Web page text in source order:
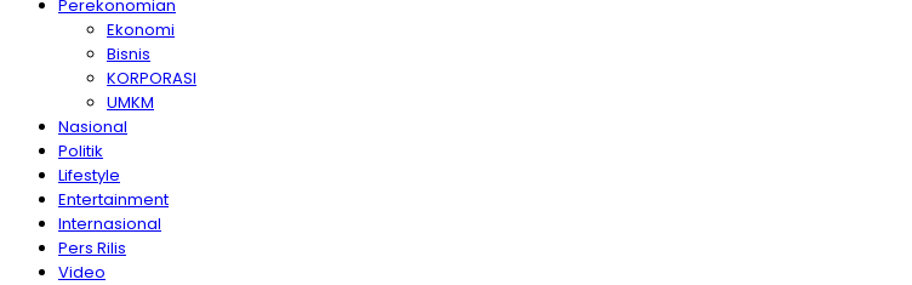
Perekonomian
Ekonomi
Bisnis
KORPORASI
UMKM
Nasional
Politik
Lifestyle
Entertainment
Internasional
Pers Rilis
Video